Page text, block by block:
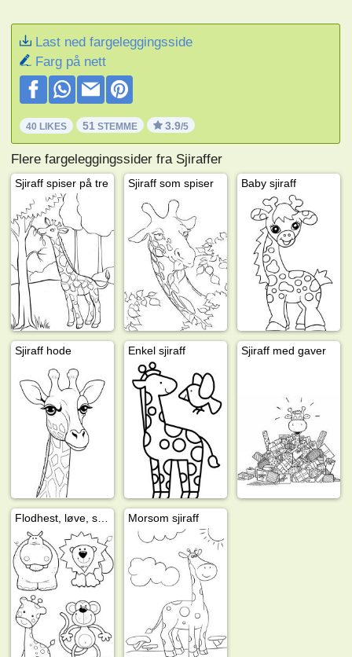
Last ned fargeleggingsside
Farg på nett
40 LIKES 51 STEMME 3.9/5
Flere fargeleggingssider fra Sjiraffer
Sjiraff spiser på tre Sjiraff som spiser Baby sjiraff
Sjiraff hode Enkel sjiraff Sjiraff med gaver
Morsom sjiraff